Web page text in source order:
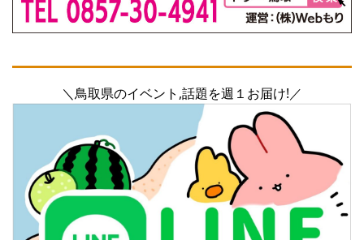
＼鳥取県のイベント,話題を週１お届け!／